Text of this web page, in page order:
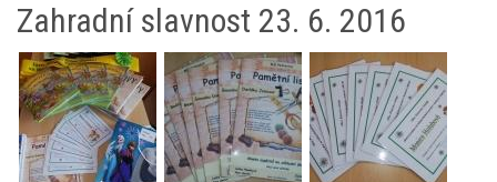
Zahradní slavnost 23. 6. 2016